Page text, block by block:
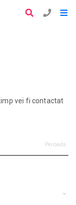
vei fi contactat
Perioada